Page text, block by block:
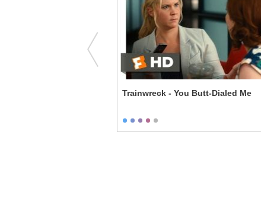
Trainwreck - You Butt-Dialed Me